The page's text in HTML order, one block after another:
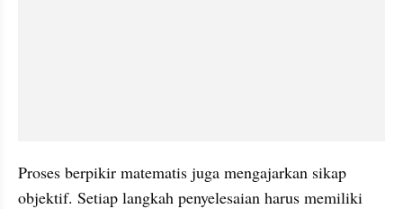
Proses berpikir matematis juga mengajarkan sikap
objektif. Setiap langkah penyelesaian harus memiliki